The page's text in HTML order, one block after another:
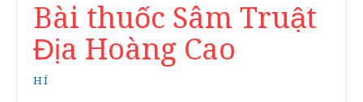
Bài thuốc Sâm Truật
Địa Hoàng Cao
HÍ